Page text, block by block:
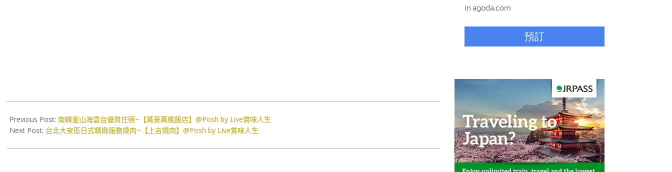
09-
07
Previous Post: 南韓釜山海雲台優質住宿~【萬豪萬楓飯店】@Posh by Live賞味人生
Next Post: 台北大安區日式精緻服務燒肉~【上吉燒肉】@Posh by Live賞味人生